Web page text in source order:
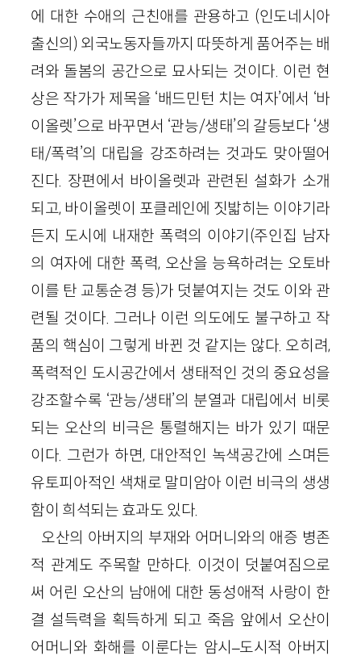
에 대한 수애의 근친애를 관용하고 (인도네시아
출신의) 외국노동자들까지 따뜻하게 품어주는 배
려와 돌봄의 공간으로 묘사되는 것이다. 이런 현
상은 작가가 제목을 ‘배드민턴 치는 여자’에서 ‘바
이올렛’으로 바꾸면서 ‘관능/생태’의 갈등보다 ‘생
태/폭력’의 대립을 강조하려는 것과도 맞아떨어
진다. 장편에서 바이올렛과 관련된 설화가 소개
되고, 바이올렛이 포클레인에 짓밟히는 이야기라
든지 도시에 내재한 폭력의 이야기(주인집 남자
의 여자에 대한 폭력, 오산을 능욕하려는 오토바
이를 탄 교통순경 등)가 덧붙여지는 것도 이와 관
련될 것이다. 그러나 이런 의도에도 불구하고 작
품의 핵심이 그렇게 바뀐 것 같지는 않다. 오히려,
폭력적인 도시공간에서 생태적인 것의 중요성을
강조할수록 ‘관능/생태’의 분열과 대립에서 비롯
되는 오산의 비극은 통렬해지는 바가 있기 때문
이다. 그런가 하면, 대안적인 녹색공간에 스며든
유토피아적인 색채로 말미암아 이런 비극의 생생
함이 희석되는 효과도 있다.
오산의 아버지의 부재와 어머니와의 애증 병존
적 관계도 주목할 만하다. 이것이 덧붙여짐으로
써 어린 오산의 남애에 대한 동성애적 사랑이 한
결 설득력을 획득하게 되고 죽음 앞에서 오산이
어머니와 화해를 이룬다는 암시–도시적 아버지